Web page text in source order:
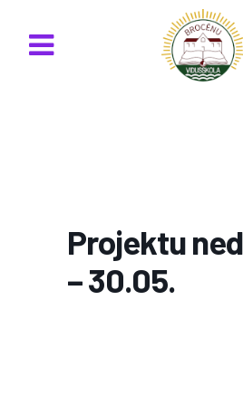
Projektu
– 30.05.